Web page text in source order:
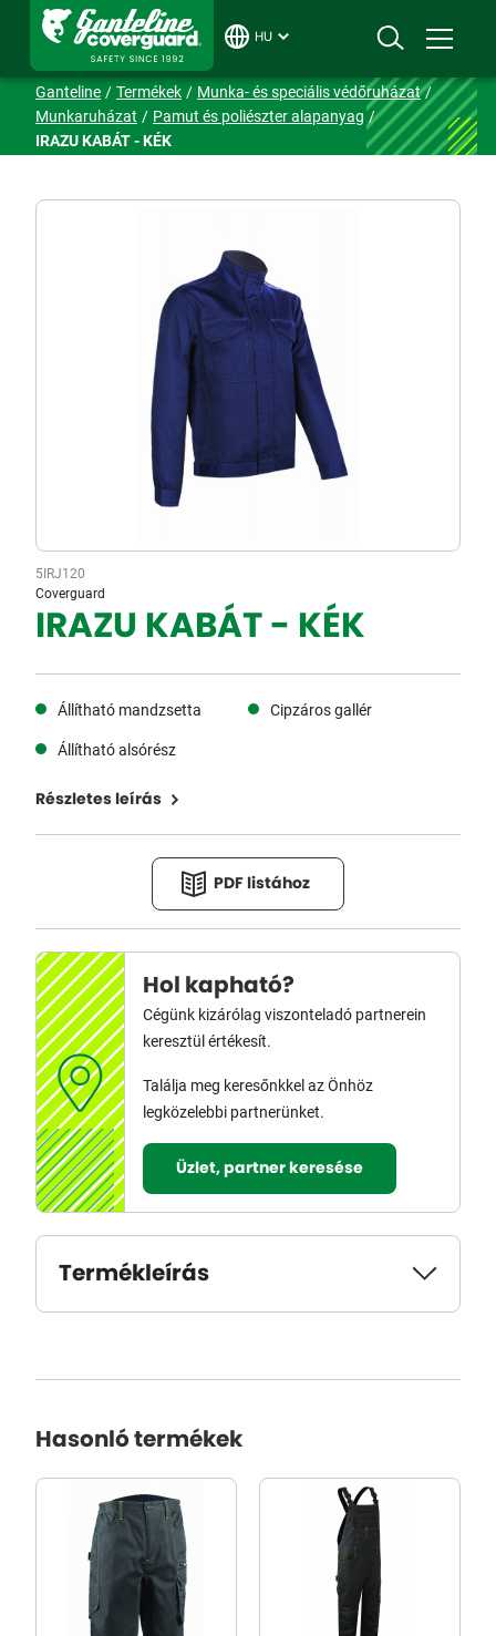
HU
Ganteline Termékek
Munka- és speciális védőruházat
Munkaruházat
Pamut és poliészter alapanyag
IRAZU KABÁT - KÉK
5IRJ120
Coverguard
IRAZU KABÁT - KÉK
Állítható mandzsetta
Cipzáros gallér
Állítható alsórész
Részletes leírás
PDF listához
Hol kapható?
Cégünk kizárólag viszonteladó partnerein
keresztül értékesít.
Találja meg keresőnkkel az Önhöz
legközelebbi partnerünket.
Üzlet, partner keresése
Termékleírás
Hasonló termékek